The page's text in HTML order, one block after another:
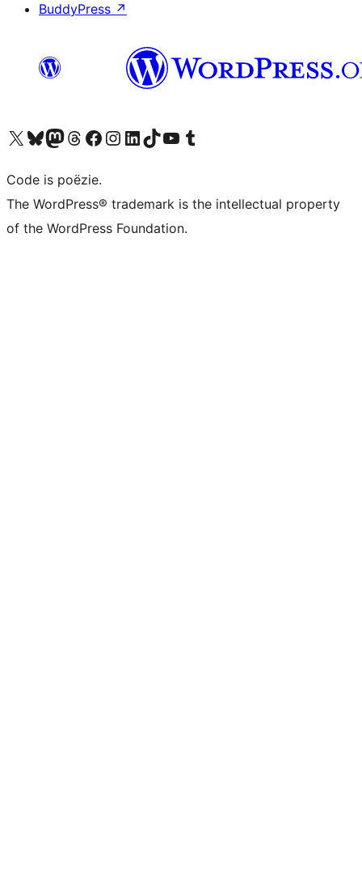
BuddyPress ↗
Bezoek ons X (voorheen Twitter) account
Bezoek ons Bluesky account
Bezoek ons Mastodon account
Bezoek ons Threads account
Onze Facebook pagina bezoeken
Bezoek ons Instagram account
Bezoek ons LinkedIn account
Bezoek ons TikTok account
Bezoek ons YouTube kanaalBezoek ons Tumblr account
Code is poëzie.
The WordPress® trademark is the intellectual property
of the WordPress Foundation.